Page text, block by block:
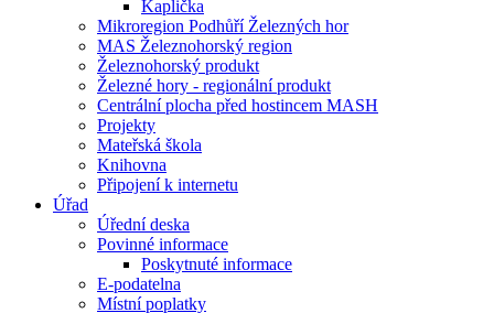
Kaplička
Mikroregion Podhůří Železných hor
MAS Železnohorský region
Železnohorský produkt
Železné hory - regionální produkt
Centrální plocha před hostincem MASH
Projekty
Mateřská škola
Knihovna
Připojení k internetu
Úřad
Úřední deska
Povinné informace
Poskytnuté informace
E-podatelna
Místní poplatky